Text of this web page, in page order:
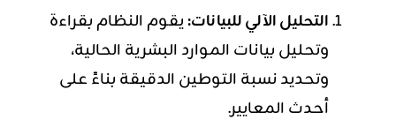
التحليل الآلي للبيانات:يقوم النظام بقراءة
وتحليل بيانات الموارد البشرية الحالية،
وتحديد نسبة التوطين الدقيقة بناءً على
أحدث المعايير.